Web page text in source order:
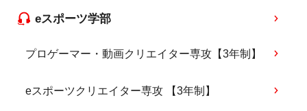
eスポーツ学部
プロゲーマー・動画クリエイター専攻【3年制】
eスポーツクリエイター専攻 【3年制】